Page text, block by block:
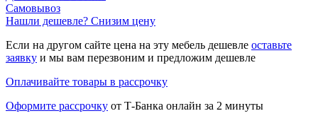
Самовывоз
Нашли дешевле? Снизим цену
Если на другом сайте цена на эту мебель дешевле оставьте
заявку и мы вам перезвоним и предложим дешевле
Оплачивайте товары в рассрочку
Оформите рассрочку от Т-Банка онлайн за 2 минуты